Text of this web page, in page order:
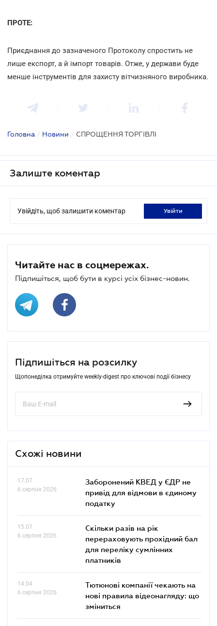
ПРОТЕ:
Приєднання до зазначеного Протоколу спростить не
лише експорт, а й імпорт товарів. Отже, у держави буде
менше інструментів для захисту вітчизняного виробника.
Головна / Новини / СПРОЩЕННЯ ТОРГІВЛІ
Залиште коментар
Увійдіть, щоб залишити коментар увійти
Читайте нас в соцмережах.
Підпишіться, щоб бути в курсі усіх бізнес-новин.
Підпишіться на розсилку
Щопонеділка отримуйте weekly-digest про ключові події бізнесу
Схожі новини
17.07
6 серпня 2026
Заборонений КВЕД у ЄДР не
привід для відмови в єдиному
податку
15.07
6 серпня 2026
Скільки разів на рік
перераховують прохідний бал
для переліку сумлінних
платників
14.04
6 серпня 2026
Тютюнові компанії чекають на
нові правила відеонагляду: що
зміниться